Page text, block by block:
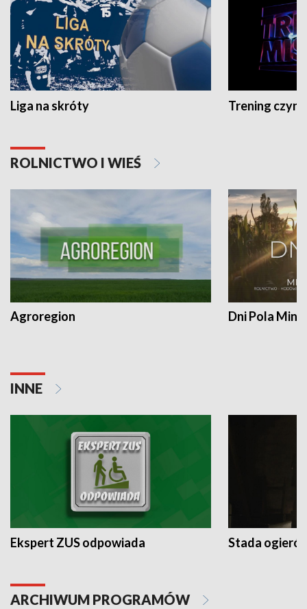
Liga na skróty Trening czyni
ROLNICTWO I WIEŚ
Agroregion Dni Pola
INNE
Ekspert ZUS odpowiada Stada
ARCHIWUM PROGRAMÓW